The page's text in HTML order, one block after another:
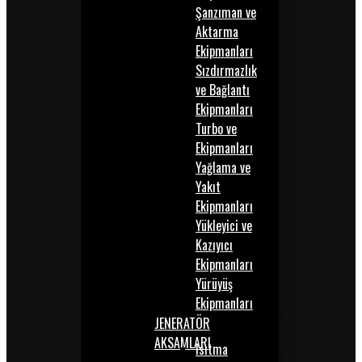
Şanzıman ve
Aktarma
Ekipmanları
Sızdırmazlık
ve Bağlantı
Ekipmanları
Turbo ve
Ekipmanları
Yağlama ve
Yakıt
Ekipmanları
Yükleyici ve
Kazıyıcı
Ekipmanları
Yürüyüş
Ekipmanları
JENERATÖR
AKSAMLARIIsıtma